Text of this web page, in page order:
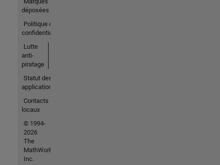
déposées
Politique de
confidentialité
Lutte
anti-
piratage
Statut des
applications
Contacts
locaux
© 1994-
2026
The
MathWorks,
Inc.